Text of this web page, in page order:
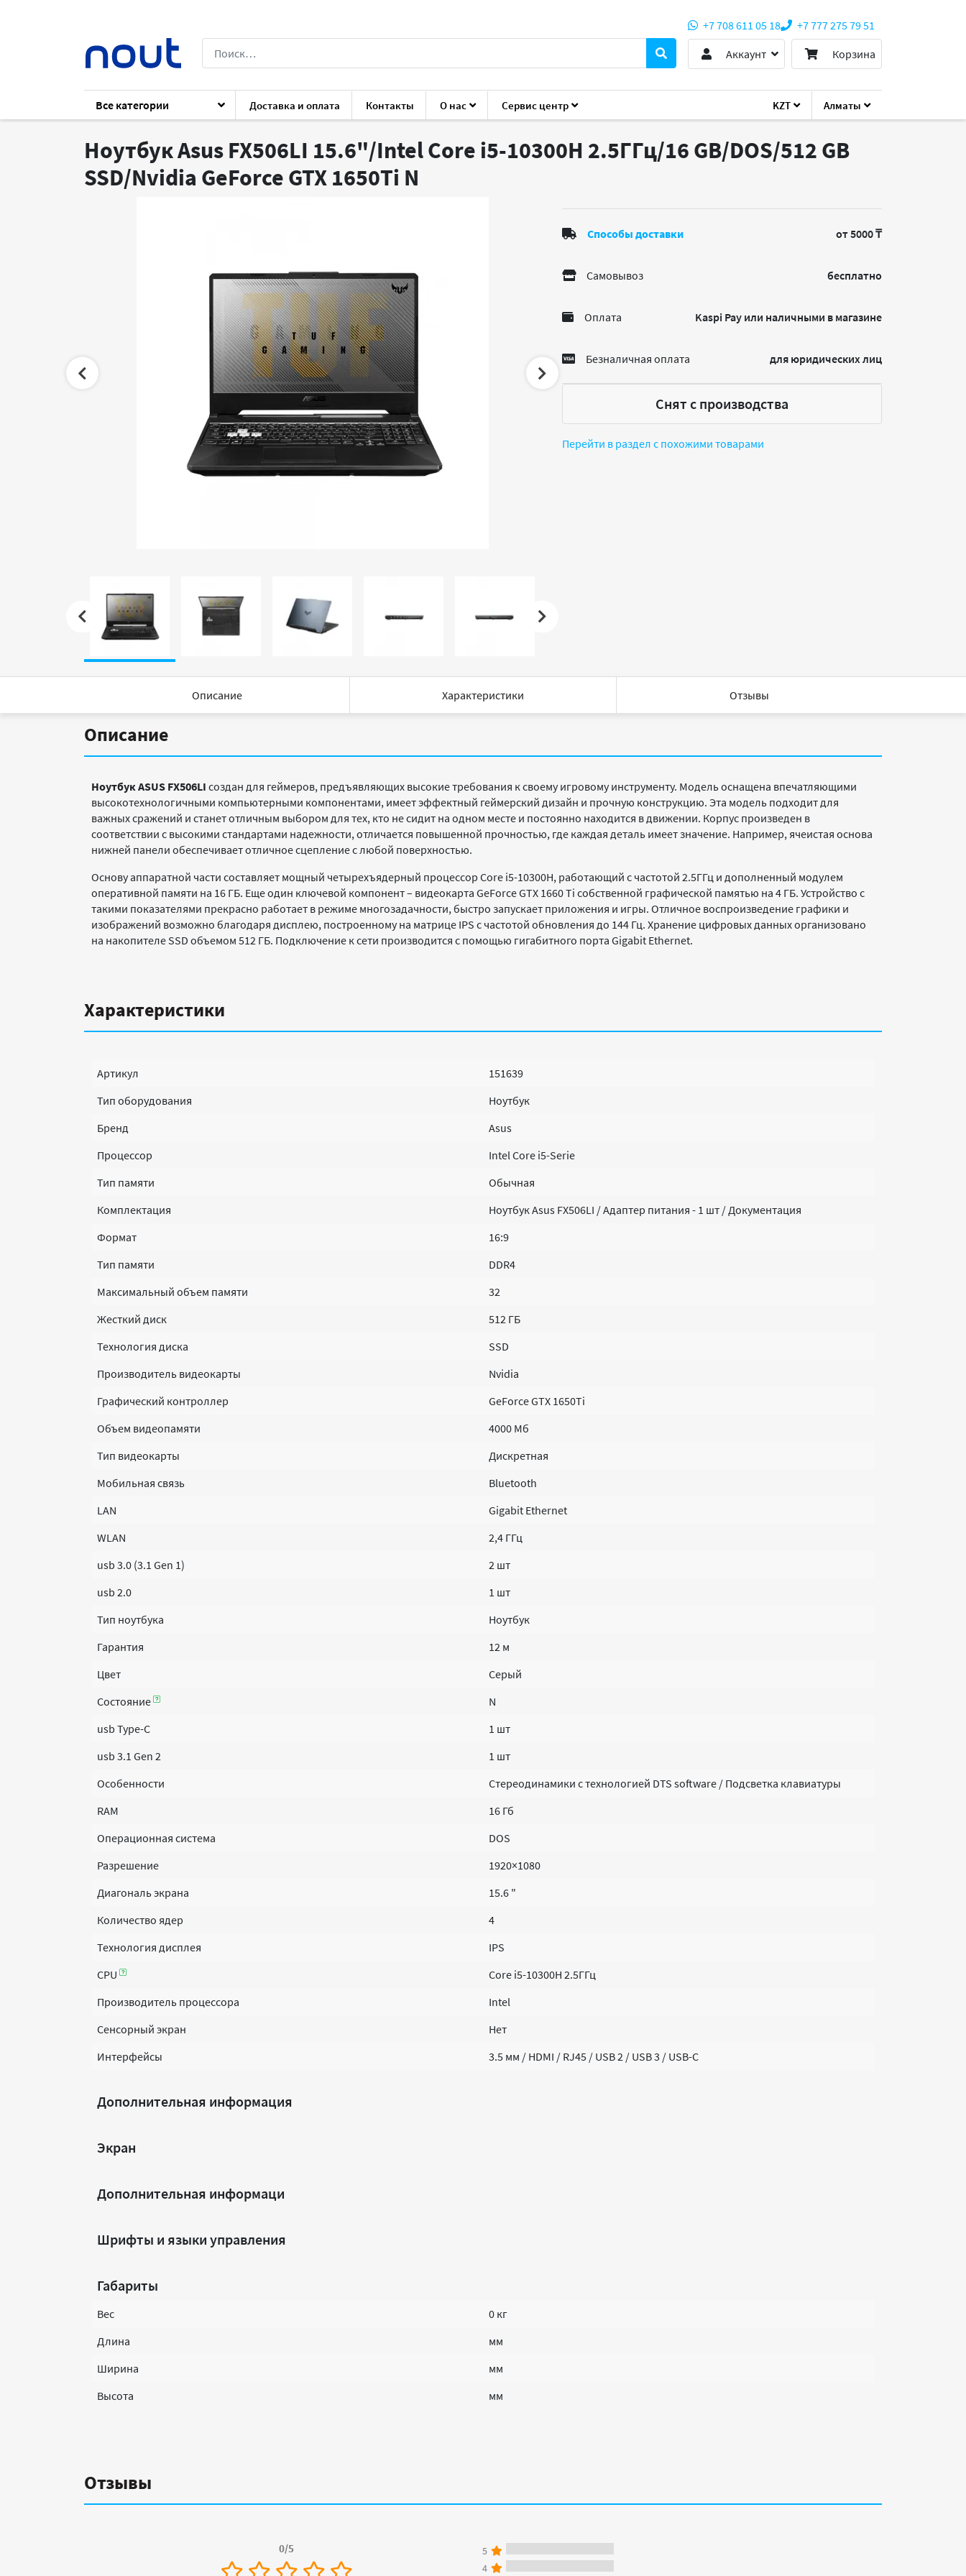
KZT Алматы
+7 708 611 05 18
+7 777 275 79 51
Аккаунт
Корзина
Все категории Доставка и оплата Контакты О нас Сервис центр
Каталог Ноутбуки Asus FX506LI
Ноутбук Asus FX506LI 15.6"/Intel Core i5-10300H 2.5ГГц/16 GB/DOS/512 GB
SSD/Nvidia GeForce GTX 1650Ti N
Способы доставки от 5000 ₸
Самовывоз бесплатно
Оплата Kaspi Pay или наличными в магазине
Безналичная оплата для юридических лиц
Снят с производства
Перейти в раздел с похожими товарами
Описание Характеристики Отзывы
Описание
Ноутбук ASUS FX506LI создан для геймеров, предъявляющих высокие требования к своему игровому инструменту. Модель оснащена впечатляющими
высокотехнологичными компьютерными компонентами, имеет эффектный геймерский дизайн и прочную конструкцию. Эта модель подходит для
важных сражений и станет отличным выбором для тех, кто не сидит на одном месте и постоянно находится в движении. Корпус произведен в
соответствии с высокими стандартами надежности, отличается повышенной прочностью, где каждая деталь имеет значение. Например, ячеистая основа
нижней панели обеспечивает отличное сцепление с любой поверхностью.
Основу аппаратной части составляет мощный четырехъядерный процессор Core i5-10300H, работающий с частотой 2.5ГГц и дополненный модулем
оперативной памяти на 16 ГБ. Еще один ключевой компонент – видеокарта GeForce GTX 1660 Ti собственной графической памятью на 4 ГБ. Устройство с
такими показателями прекрасно работает в режиме многозадачности, быстро запускает приложения и игры. Отличное воспроизведение графики и
изображений возможно благодаря дисплею, построенному на матрице IPS с частотой обновления до 144 Гц. Хранение цифровых данных организовано
на накопителе SSD объемом 512 ГБ. Подключение к сети производится с помощью гигабитного порта Gigabit Ethernet.
Характеристики
Артикул
151639
Тип оборудования
Ноутбук
Бренд
Asus
Процессор
Intel Core i5-Serie
Тип памяти
Обычная
Комплектация
Ноутбук Asus FX506LI / Адаптер питания - 1 шт / Документация
Формат
16:9
Тип памяти
DDR4
Максимальный объем памяти
32
Жесткий диск
512 ГБ
Технология диска
SSD
Производитель видеокарты
Nvidia
Графический контроллер
GeForce GTX 1650Ti
Объем видеопамяти
4000 Мб
Тип видеокарты
Дискретная
Мобильная связь
Bluetooth
LAN
Gigabit Ethernet
WLAN
2,4 ГГц
usb 3.0 (3.1 Gen 1)
2 шт
usb 2.0
1 шт
Тип ноутбука
Ноутбук
Гарантия
12 м
Цвет
Серый
Состояние
N
usb Type-C
1 шт
usb 3.1 Gen 2
1 шт
Особенности
Стереодинамики с технологией DTS software / Подсветка клавиатуры
RAM
16 Гб
Операционная система
DOS
Разрешение
1920×1080
Диагональ экрана
15.6 "
Количество ядер
4
Технология дисплея
IPS
CPU
Core i5-10300H 2.5ГГц
Производитель процессора
Intel
Сенсорный экран
Нет
Интерфейсы
3.5 мм / HDMI / RJ45 / USB 2 / USB 3 / USB-C
Дополнительная информация
Экран
Дополнительная информаци
Шрифты и языки управления
Габариты
Вес
0 кг
Длина
мм
Ширина
мм
Высота
мм
Отзывы
0/5
5
4